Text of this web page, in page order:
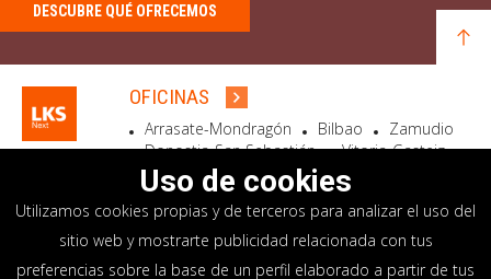
DESCUBRE QUÉ OFRECEMOS
OFICINAS
Arrasate-Mondragón Bilbao
Zamudio
Donostia-San Sebastián
Vitoria-Gasteiz
Madrid
El Astillero Bidart
SEDE SOCIAL
Goiru, 7 Arrasate-Mondragón
Uso de cookies
Utilizamos cookies propias y de terceros para analizar el uso del
sitio web y mostrarte publicidad relacionada con tus
preferencias sobre la base de un perfil elaborado a partir de tus